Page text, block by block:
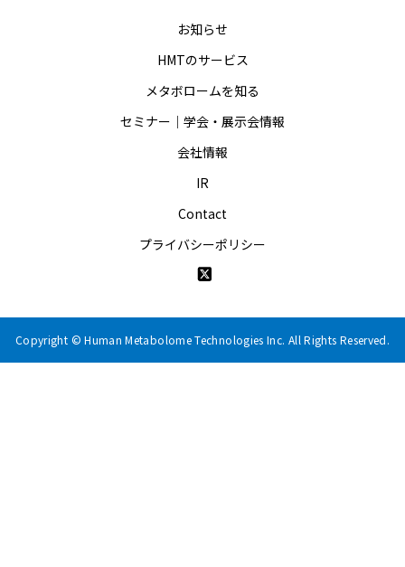
お知らせ
HMTのサービス
メタボロームを知る
セミナー｜学会・展示会情報
会社情報
IR
Contact
プライバシーポリシー
Copyright © Human Metabolome Technologies Inc. All Rights Reserved.